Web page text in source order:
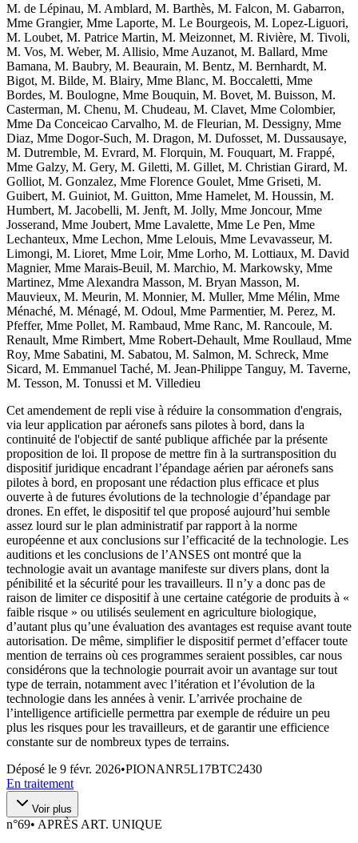
M. de Lépinau, M. Amblard, M. Barthès, M. Falcon, M. Gabarron,
Mme Grangier, Mme Laporte, M. Le Bourgeois, M. Lopez-Liguori,
M. Loubet, M. Patrice Martin, M. Meizonnet, M. Rivière, M. Tivoli,
M. Vos, M. Weber, M. Allisio, Mme Auzanot, M. Ballard, Mme
Bamana, M. Baubry, M. Beaurain, M. Bentz, M. Bernhardt, M.
Bigot, M. Bilde, M. Blairy, Mme Blanc, M. Boccaletti, Mme
Bordes, M. Boulogne, Mme Bouquin, M. Bovet, M. Buisson, M.
Casterman, M. Chenu, M. Chudeau, M. Clavet, Mme Colombier,
Mme Da Conceicao Carvalho, M. de Fleurian, M. Dessigny, Mme
Diaz, Mme Dogor-Such, M. Dragon, M. Dufosset, M. Dussausaye,
M. Dutremble, M. Evrard, M. Florquin, M. Fouquart, M. Frappé,
Mme Galzy, M. Gery, M. Giletti, M. Gillet, M. Christian Girard, M.
Golliot, M. Gonzalez, Mme Florence Goulet, Mme Griseti, M.
Guibert, M. Guiniot, M. Guitton, Mme Hamelet, M. Houssin, M.
Humbert, M. Jacobelli, M. Jenft, M. Jolly, Mme Joncour, Mme
Josserand, Mme Joubert, Mme Lavalette, Mme Le Pen, Mme
Lechanteux, Mme Lechon, Mme Lelouis, Mme Levavasseur, M.
Limongi, M. Lioret, Mme Loir, Mme Lorho, M. Lottiaux, M. David
Magnier, Mme Marais-Beuil, M. Marchio, M. Markowsky, Mme
Martinez, Mme Alexandra Masson, M. Bryan Masson, M.
Mauvieux, M. Meurin, M. Monnier, M. Muller, Mme Mélin, Mme
Ménaché, M. Ménagé, M. Odoul, Mme Parmentier, M. Perez, M.
Pfeffer, Mme Pollet, M. Rambaud, Mme Ranc, M. Rancoule, M.
Renault, Mme Rimbert, Mme Robert-Dehault, Mme Roullaud, Mme
Roy, Mme Sabatini, M. Sabatou, M. Salmon, M. Schreck, Mme
Sicard, M. Emmanuel Taché, M. Jean-Philippe Tanguy, M. Taverne,
M. Tesson, M. Tonussi et M. Villedieu
Cet amendement de repli vise à réduire la consommation d'engrais,
via leur application par aéronefs sans pilotes à bord, dans la
continuité de l'objectif de santé publique affichée par la présente
proposition de loi. Il propose de mettre fin à la surtransposition du
dispositif juridique encadrant l’épandage aérien par aéronefs sans
pilotes à bord, en proposant une rédaction plus efficace et plus
ouverte à de futures évolutions de la technologie d’épandage par
drones. En effet, le dispositif tel que proposé aujourd’hui semble
assez lourd sur le plan administratif par rapport à la norme
européenne et aux conclusions sur l’efficacité de la technologie. Les
auditions et les conclusions de l’ANSES ont montré que la
technologie avait un avantage manifeste sur divers plans, dont la
pénibilité et la sécurité pour les travailleurs. Il n’y a donc pas de
raison de limiter ce dispositif à une certaine catégorie de produits à «
faible risque » ou utilisés seulement en agriculture biologique,
d’autant plus qu’une évaluation des avantages est requise avant toute
autorisation. De même, simplifier le dispositif permet d’effacer toute
mention de terrains où ces programmes seraient possibles, car nous
considérons que la technologie pourrait avoir un avantage sur tout
type de terrain, notamment avec l’itération et l’évolution de la
technologie dans les années à venir. L’arrivée prochaine de
l’intelligence artificielle permettra par exemple de réduire un peu
plus les risques pour les travailleurs, et de garantir une efficience
constante sur de nombreux types de terrains.
Déposé le 9 févr. 2026•PIONANR5L17BTC2430
En traitement
Voir plus
n°69• APRÈS ART. UNIQUE